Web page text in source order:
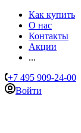
Как купить
О нас
Контакты
Акции
...
+7 495 909-24-00
Войти